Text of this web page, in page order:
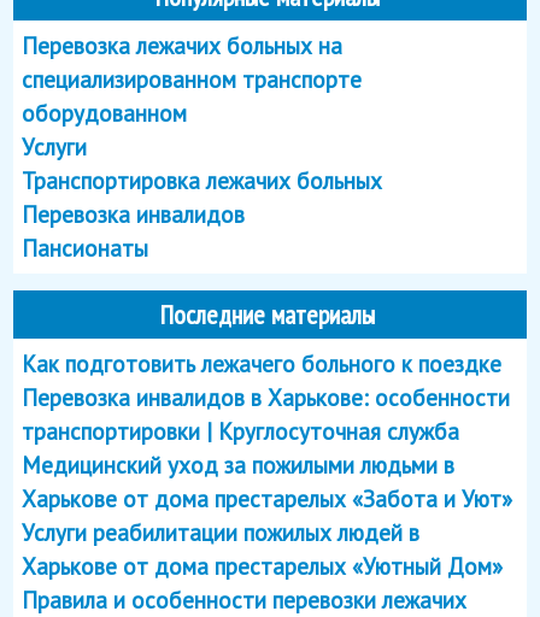
Перевозка лежачих больных на
специализированном транспорте
оборудованном
Услуги
Транспортировка лежачих больных
Перевозка инвалидов
Пансионаты
Последние материалы
Как подготовить лежачего больного к поездке
Перевозка инвалидов в Харькове: особенности
транспортировки | Круглосуточная служба
Медицинский уход за пожилыми людьми в
Харькове от дома престарелых «Забота и Уют»
Услуги реабилитации пожилых людей в
Харькове от дома престарелых «Уютный Дом»
Правила и особенности перевозки лежачих